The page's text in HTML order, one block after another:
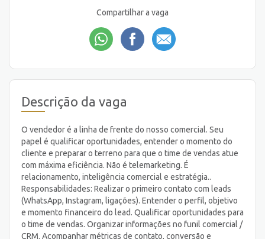
Compartilhar a vaga
Descrição da vaga
O vendedor é a linha de frente do nosso comercial. Seu
papel é qualificar oportunidades, entender o momento do
cliente e preparar o terreno para que o time de vendas atue
com máxima eficiência. Não é telemarketing. É
relacionamento, inteligência comercial e estratégia..
Responsabilidades: Realizar o primeiro contato com leads
(WhatsApp, Instagram, ligações). Entender o perfil, objetivo
e momento financeiro do lead. Qualificar oportunidades para
o time de vendas. Organizar informações no funil comercial /
CRM. Acompanhar métricas de contato, conversão e